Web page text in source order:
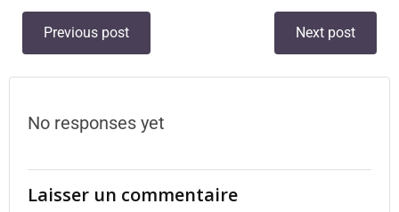
Previous post Next post
No responses yet
Laisser un commentaire